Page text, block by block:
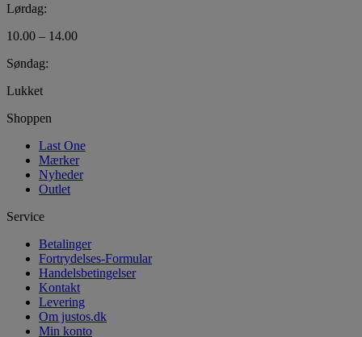
Lørdag:
10.00 – 14.00
Søndag:
Lukket
Shoppen
Last One
Mærker
Nyheder
Outlet
Service
Betalinger
Fortrydelses-Formular
Handelsbetingelser
Kontakt
Levering
Om justos.dk
Min konto